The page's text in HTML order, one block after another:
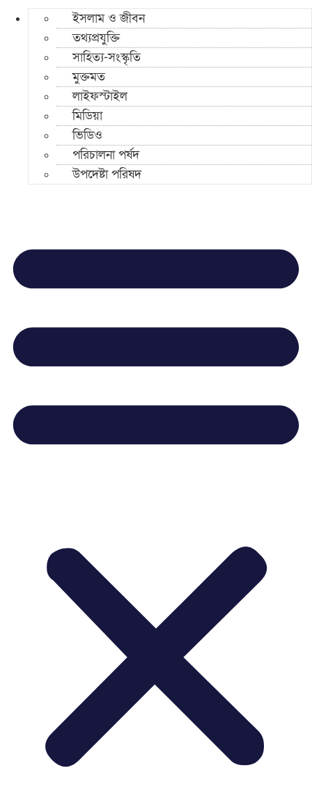
ইসলাম ও জীবন
তথ্যপ্রযুক্তি
সাহিত্য-সংস্কৃতি
মুক্তমত
লাইফস্টাইল
মিডিয়া
ভিডিও
পরিচালনা পর্ষদ
উপদেষ্টা পরিষদ